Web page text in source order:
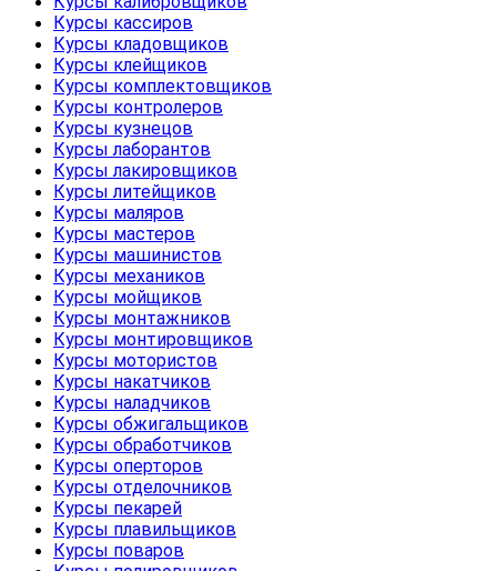
Курсы кассиров
Курсы кладовщиков
Курсы клейщиков
Курсы комплектовщиков
Курсы контролеров
Курсы кузнецов
Курсы лаборантов
Курсы лакировщиков
Курсы литейщиков
Курсы маляров
Курсы мастеров
Курсы машинистов
Курсы механиков
Курсы мойщиков
Курсы монтажников
Курсы монтировщиков
Курсы мотористов
Курсы накатчиков
Курсы наладчиков
Курсы обжигальщиков
Курсы обработчиков
Курсы оперторов
Курсы отделочников
Курсы пекарей
Курсы плавильщиков
Курсы поваров